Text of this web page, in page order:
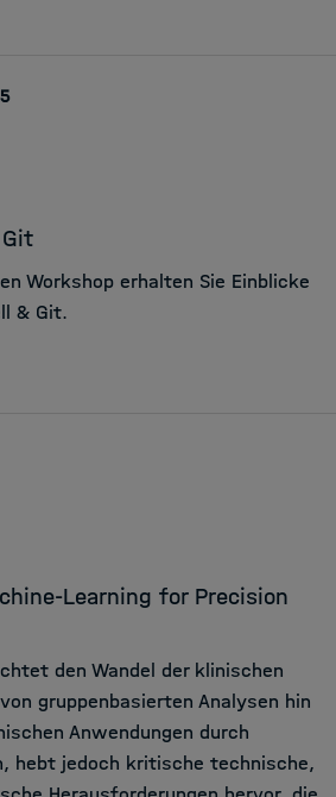
Workshop erhalten Sie Einblicke
& Git.
Learning for Precision
den Wandel der klinischen
gruppenbasierten Analysen hin
Anwendungen durch
hebt jedoch kritische technische,